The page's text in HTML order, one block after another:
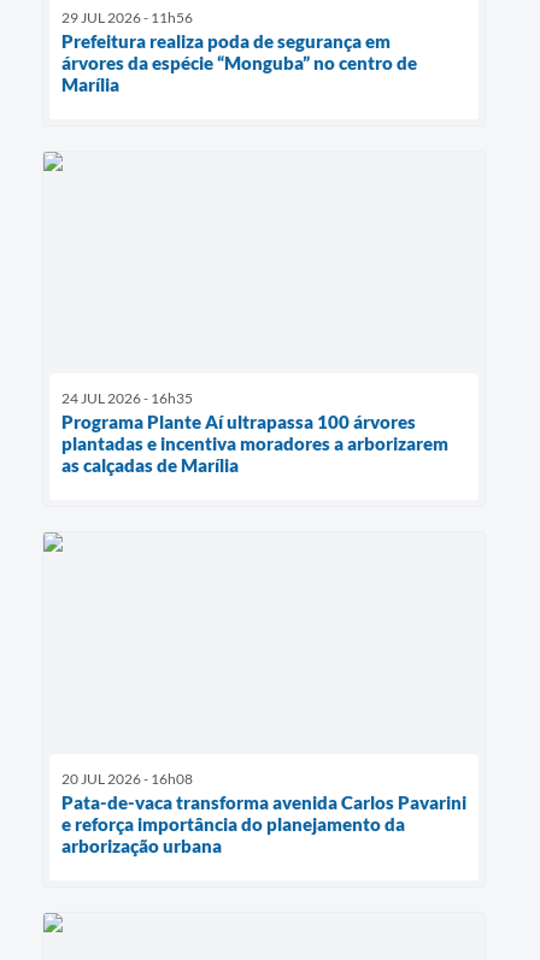
29 JUL 2026 - 11h56
Prefeitura realiza poda de segurança em
árvores da espécie “Monguba” no centro de
Marília
24 JUL 2026 - 16h35
Programa Plante Aí ultrapassa 100 árvores
plantadas e incentiva moradores a arborizarem
as calçadas de Marília
20 JUL 2026 - 16h08
Pata-de-vaca transforma avenida Carlos Pavarini
e reforça importância do planejamento da
arborização urbana